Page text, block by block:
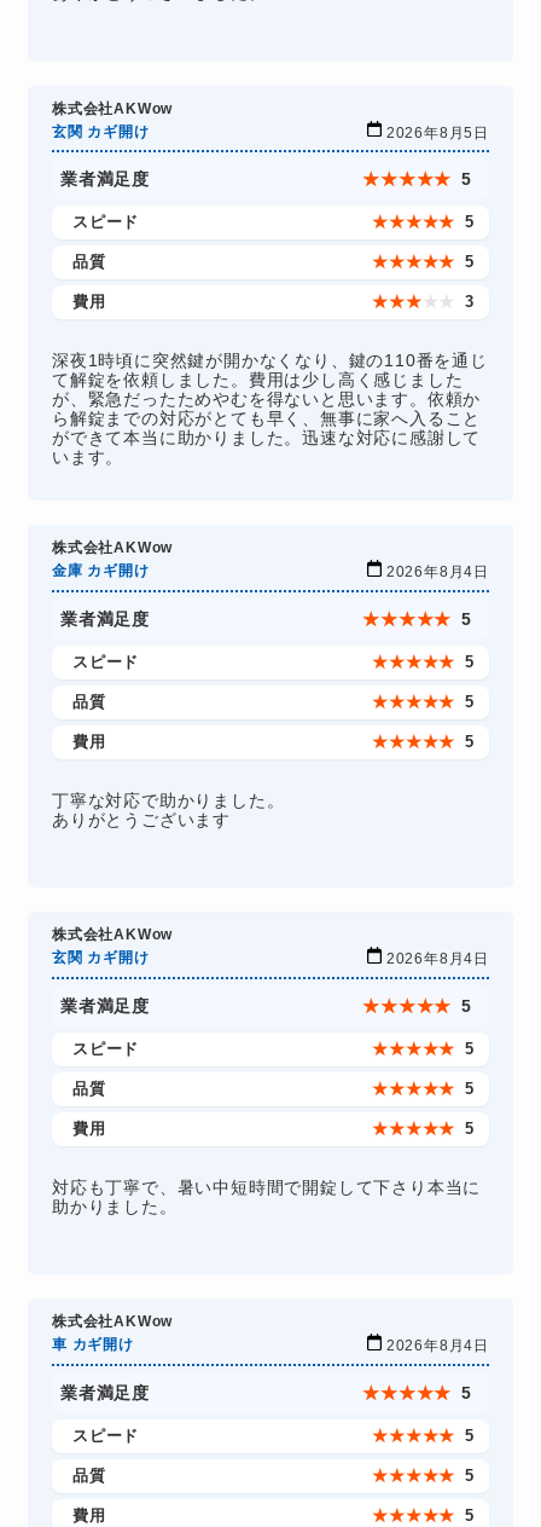
株式会社AKWow
玄関 カギ開け
2026年8月5日
業者満足度 ★★★★★ 5
スピード ★★★★★ 5
品質 ★★★★★ 5
費用 ★★★ ★ ★ 3
深夜1時頃に突然鍵が開かなくなり、鍵の110番を通じ
て解錠を依頼しました。費用は少し高く感じました
が、緊急だったためやむを得ないと思います。依頼か
ら解錠までの対応がとても早く、無事に家へ入ること
ができて本当に助かりました。迅速な対応に感謝して
います。
株式会社AKWow
金庫 カギ開け
2026年8月4日
業者満足度 ★★★★★ 5
スピード ★★★★★ 5
品質 ★★★★★ 5
費用 ★★★★★ 5
丁寧な対応で助かりました。
ありがとうございます
株式会社AKWow
玄関 カギ開け
2026年8月4日
業者満足度 ★★★★★ 5
スピード ★★★★★ 5
品質 ★★★★★ 5
費用 ★★★★★ 5
対応も丁寧で、暑い中短時間で開錠して下さり本当に
助かりました。
株式会社AKWow
車 カギ開け
2026年8月4日
業者満足度 ★★★★★ 5
スピード ★★★★★ 5
品質 ★★★★★ 5
費用 ★★★★★ 5